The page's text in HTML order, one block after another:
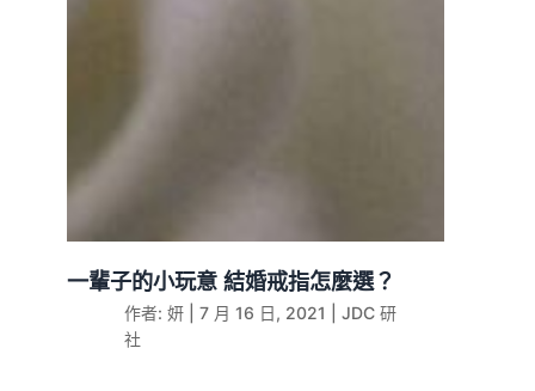
一輩子的小玩意 結婚戒指怎麼選？
作者: 妍 7 月 16 日, 2021
| JDC 研
社